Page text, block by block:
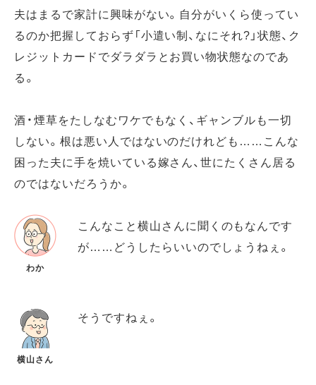
夫はまるで家計に興味がない。自分がいくら使ってい
るのか把握しておらず「小遣い制、なにそれ?」状態、ク
レジットカードでダラダラとお買い物状態なのであ
る。
酒・煙草をたしなむワケでもなく、ギャンブルも一切
しない。根は悪い人ではないのだけれども……こんな
困った夫に手を焼いている嫁さん、世にたくさん居る
のではないだろうか。
わか
こんなこと横山さんに聞くのもなんです
が……どうしたらいいのでしょうねぇ。
横山さん
そうですねぇ。